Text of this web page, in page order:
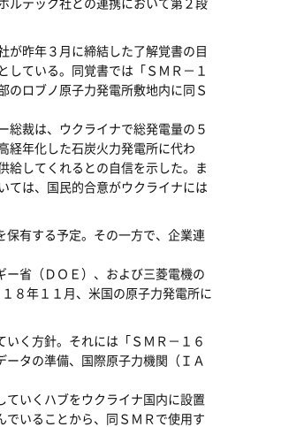
昨年３月に締結した了解覚書の目
ている。同覚書では「ＳＭＲ－１
のロブノ原子力発電所敷地内に同Ｓ
裁は、ウクライナで総発電量の５
経年化した石炭火力発電所に代わ
給してくれるとの自信を示した。ま
ては、国民的合意がウクライナには
有する予定。その一方で、企業連
省（ＤＯＥ）、および三菱電機の
８年１１月、米国の原子力発電所に
く方針。それには「ＳＭＲ－１６
タの準備、国際原子力機関（ＩＡ
いくハブをウクライナ国内に設置
いることから、同ＳＭＲで使用す